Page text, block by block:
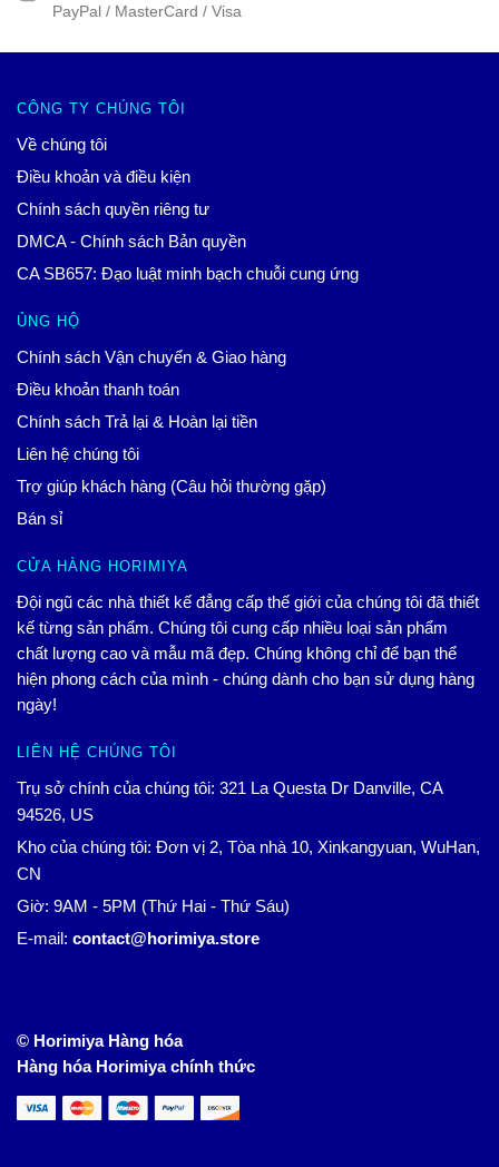
PayPal / MasterCard / Visa
CÔNG TY CHÚNG TÔI
Về chúng tôi
Điều khoản và điều kiện
Chính sách quyền riêng tư
DMCA - Chính sách Bản quyền
CA SB657: Đạo luật minh bạch chuỗi cung ứng
ỦNG HỘ
Chính sách Vận chuyển & Giao hàng
Điều khoản thanh toán
Chính sách Trả lại & Hoàn lại tiền
Liên hệ chúng tôi
Trợ giúp khách hàng (Câu hỏi thường gặp)
Bán sỉ
CỬA HÀNG HORIMIYA
Đội ngũ các nhà thiết kế đẳng cấp thế giới của chúng tôi đã thiết
kế từng sản phẩm. Chúng tôi cung cấp nhiều loại sản phẩm
chất lượng cao và mẫu mã đẹp. Chúng không chỉ để bạn thể
hiện phong cách của mình - chúng dành cho bạn sử dụng hàng
ngày!
LIÊN HỆ CHÚNG TÔI
Trụ sở chính của chúng tôi: 321 La Questa Dr Danville, CA
94526, US
Kho của chúng tôi: Đơn vị 2, Tòa nhà 10, Xinkangyuan, WuHan,
CN
Giờ: 9AM - 5PM (Thứ Hai - Thứ Sáu)
E-mail: contact@horimiya.store
© Horimiya Hàng hóa
Hàng hóa Horimiya chính thức